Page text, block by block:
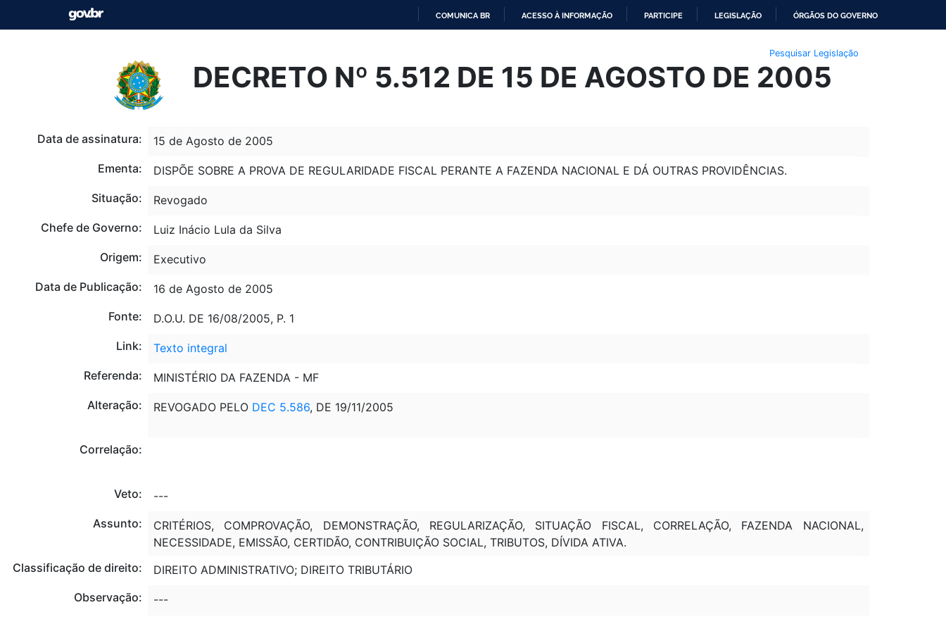
O
CONTEÚDO
COMUNICA BR ACESSO À INFORMAÇÃO PARTICIPE LEGISLAÇÃO ÓRGÃOS DO GOVERNO
Pesquisar Legislação
DECRETO Nº 5.512 DE 15 DE AGOSTO DE 2005
Data de assinatura:
15 de Agosto de 2005
Ementa:
DISPÕE SOBRE A PROVA DE REGULARIDADE FISCAL PERANTE A FAZENDA NACIONAL E DÁ OUTRAS PROVIDÊNCIAS.
Situação:
Revogado
Chefe de Governo:
Luiz Inácio Lula da Silva
Origem:
Executivo
Data de Publicação:
16 de Agosto de 2005
Fonte:
D.O.U. DE 16/08/2005, P. 1
Link:
Texto integral
Referenda:
MINISTÉRIO DA FAZENDA - MF
Alteração:
REVOGADO PELO DEC 5.586, DE 19/11/2005
Correlação:
Veto:
---
Assunto:
CRITÉRIOS, COMPROVAÇÃO, DEMONSTRAÇÃO, REGULARIZAÇÃO, SITUAÇÃO FISCAL, CORRELAÇÃO, FAZENDA NACIONAL,
NECESSIDADE, EMISSÃO, CERTIDÃO, CONTRIBUIÇÃO SOCIAL, TRIBUTOS, DÍVIDA ATIVA.
Classificação de direito:
DIREITO ADMINISTRATIVO; DIREITO TRIBUTÁRIO
Observação:
---